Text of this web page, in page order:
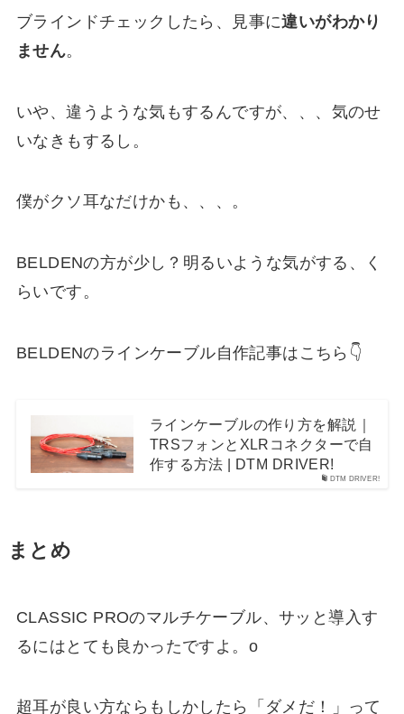
ブラインドチェックしたら、見事に違いがわかり
ません。
いや、違うような気もするんですが、、、気のせ
いなきもするし。
僕がクソ耳なだけかも、、、。
BELDENの方が少し？明るいような気がする、く
らいです。
BELDENのラインケーブル自作記事はこちら👇
DTM DRIVER!
ラインケーブルの作り方を解説｜
TRSフォンとXLRコネクターで自
作する方法 | DTM DRIVER!
まとめ
CLASSIC PROのマルチケーブル、サッと導入す
るにはとても良かったですよ。o
超耳が良い方ならもしかしたら「ダメだ！」って